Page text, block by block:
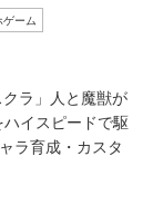
ゲーム
ラ」人と魔獣が
イスピードで駆
ラ育成・カスタ